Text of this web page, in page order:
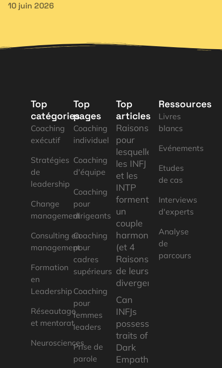
10 juin 2026
Top
catégories
Coaching
exécutif
Stratégies
de
leadership
Change
management
Consulting en
management
Formation
en
Leadership
Réseautage
et mentorat
Neurosciences
Top
pages
Coaching
individuel
Coaching
d'équipe
Coaching
pour
dirigeants
Coaching
pour
cadres
supérieurs
Coaching
pour
femmes
leaders
Prise de
parole
Top
articles
Raisons
pour
lesquelles
les INFJ
et les
INTP
forment
un
couple
harmonieux
(et 4
Raisons
de leurs
divergences
Can
INFJs
possess
traits of
Dark
Empaths?
Ressources
Livres
blancs
Evénements
Etudes
de cas
Interviews
d'experts
Analyse
de
parcours